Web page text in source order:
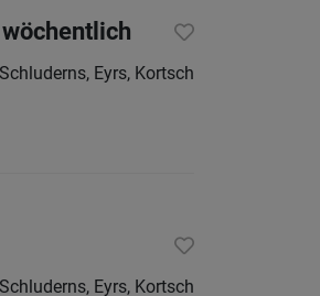
Schluderns, Eyrs, Kortsch
Schluderns, Eyrs, Kortsch